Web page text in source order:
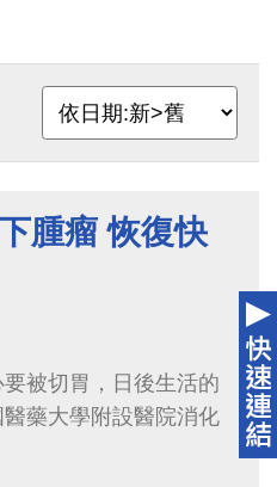
腫瘤 恢復快
被切胃，日後生活的
藥大學附設醫院消化